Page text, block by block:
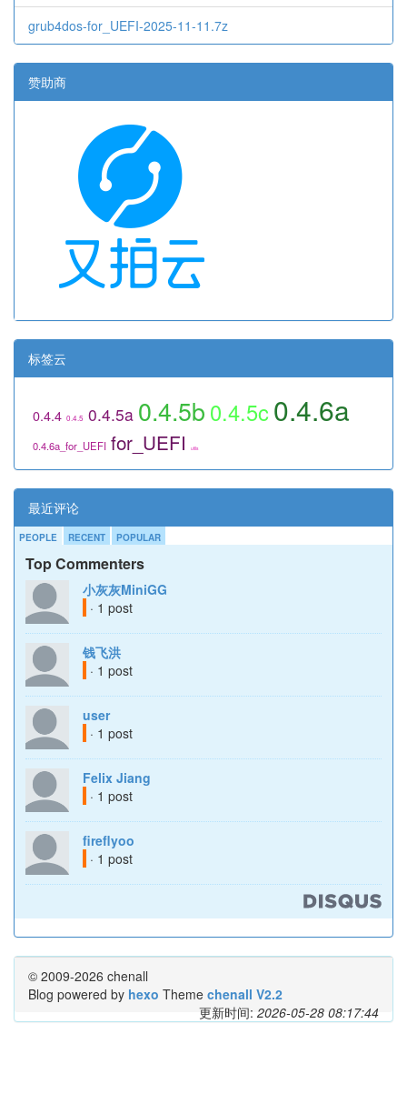
grub4dos-for_UEFI-2025-11-11.7z
赞助商
标签云
0.4.4 0.4.5 0.4.5a 0.4.5b 0.4.5c0.4.6a
0.4.6a_for_UEFI for_UEFI utils
最近评论
PEOPLE RECENT POPULAR
Top Commenters
小灰灰MiniGG
· 1 post
钱飞洪
· 1 post
user
· 1 post
Felix Jiang
· 1 post
fireflyoo
· 1 post
© 2009-2026 chenall
Blog powered by hexo Theme chenall V2.2
更新时间: 2026-05-28 08:17:44